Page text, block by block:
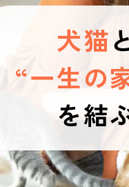
犬猫
“一生の
を結